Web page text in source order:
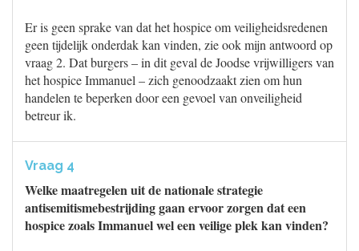
Er is geen sprake van dat het hospice om veiligheidsredenen
geen tijdelijk onderdak kan vinden, zie ook mijn antwoord op
vraag 2. Dat burgers – in dit geval de Joodse vrijwilligers van
het hospice Immanuel – zich genoodzaakt zien om hun
handelen te beperken door een gevoel van onveiligheid
betreur ik.
Vraag 4
Welke maatregelen uit de nationale strategie
antisemitismebestrijding gaan ervoor zorgen dat een
hospice zoals Immanuel wel een veilige plek kan vinden?